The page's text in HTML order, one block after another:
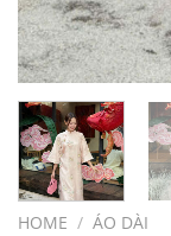
HOME / ÁO DÀI